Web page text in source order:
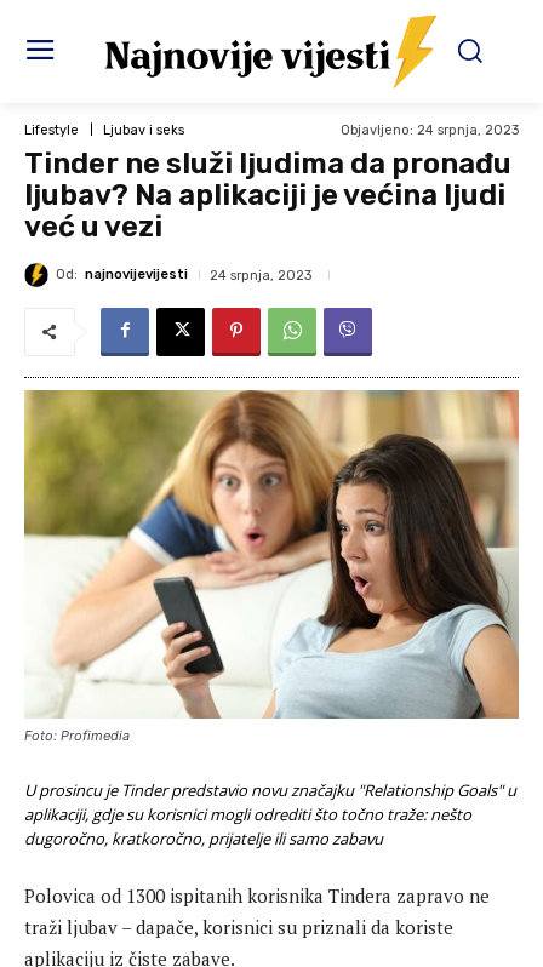
Lifestyle Ljubav i seks Objavljeno: 24 srpnja, 2023
Tinder ne služi ljudima da pronađu
ljubav? Na aplikaciji je većina ljudi
već u vezi
Od: najnovijevijesti 24 srpnja, 2023
Foto: Profimedia
U prosincu je Tinder predstavio novu značajku "Relationship Goals" u
aplikaciji, gdje su korisnici mogli odrediti što točno traže: nešto
dugoročno, kratkoročno, prijatelje ili samo zabavu
Polovica od 1300 ispitanih korisnika Tindera zapravo ne
traži ljubav – dapače, korisnici su priznali da koriste
aplikaciju iz čiste zabave.